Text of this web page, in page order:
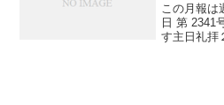
この月報は
日 第 2341
す主日礼拝